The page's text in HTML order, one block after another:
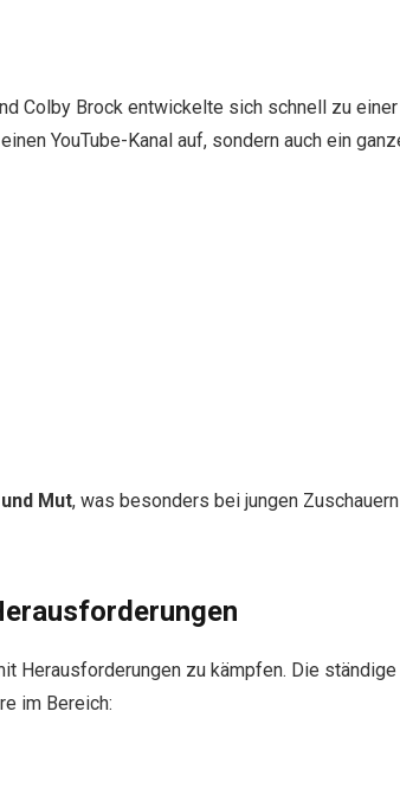
Colby Brock entwickelte sich schnell zu einer
YouTube-Kanal auf, sondern auch ein
Mut, was besonders bei jungen Zuschauern
Herausforderungen zu kämpfen. Die ständige
im Bereich: